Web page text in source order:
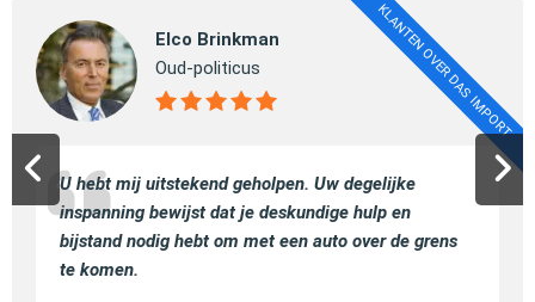
KLANTEN OVER DAS IMPORT
Elco Brinkman
Oud-politicus
U hebt mij uitstekend geholpen. Uw degelijke
inspanning bewijst dat je deskundige hulp en
bijstand nodig hebt om met een auto over de grens
te komen.